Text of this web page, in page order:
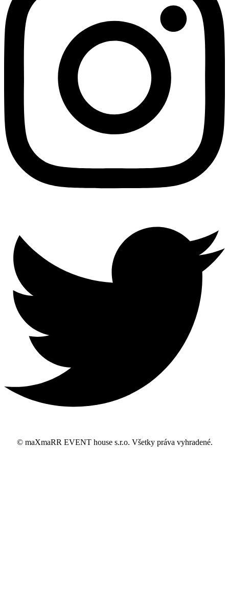
© maXmaRR EVENT house s.r.o. Všetky práva vyhradené.